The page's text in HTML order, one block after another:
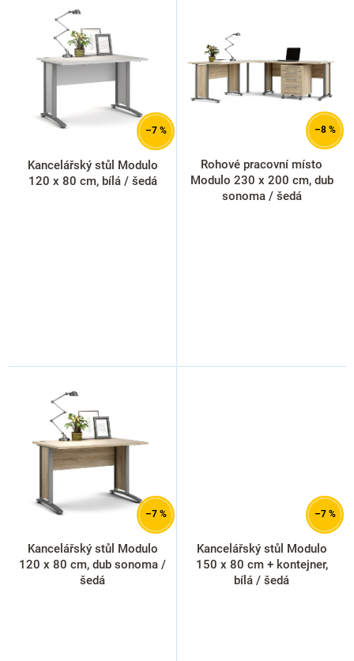
–7 %
Kancelářský stůl Modulo
120 x 80 cm, bílá / šedá
–8 %
Rohové pracovní místo
Modulo 230 x 200 cm, dub
sonoma / šedá
–7 %
Kancelářský stůl Modulo
120 x 80 cm, dub sonoma /
šedá
–7 %
Kancelářský stůl Modulo
150 x 80 cm + kontejner,
bílá / šedá